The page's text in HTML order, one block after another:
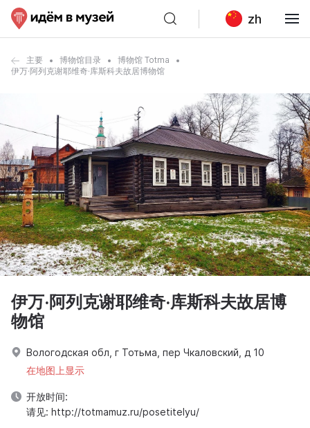
zh
主要 博物馆目录
博物馆 Totma
伊万·阿列克谢耶维奇·库斯科夫故居博物馆
伊万·阿列克谢耶维奇·库斯科夫故居博
物馆
Вологодская обл, г Тотьма, пер Чкаловский, д 10
在地图上显示
开放时间:
请见: http://totmamuz.ru/posetitelyu/